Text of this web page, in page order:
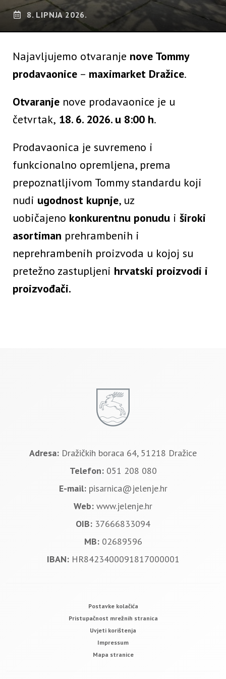
8. LIPNJA 2026.
Najavljujemo otvaranje nove Tommy
prodavaonice – maximarket Dražice.
Otvaranje nove prodavaonice je u
četvrtak, 18. 6. 2026. u 8:00 h.
Prodavaonica je suvremeno i
funkcionalno opremljena, prema
prepoznatljivom Tommy standardu koji
nudi ugodnost kupnje, uz
uobičajeno konkurentnu ponudu i široki
asortiman prehrambenih i
neprehrambenih proizvoda u kojoj su
pretežno zastupljeni hrvatski proizvodi i
proizvođači.
Adresa: Dražičkih boraca 64, 51218 Dražice
Telefon: 051 208 080
E-mail: pisarnica@jelenje.hr
Web: www.jelenje.hr
OIB: 37666833094
MB: 02689596
IBAN: HR8423400091817000001
Postavke kolačića
Pristupačnost mrežnih stranica
Uvjeti korištenja
Impressum
Mapa stranice